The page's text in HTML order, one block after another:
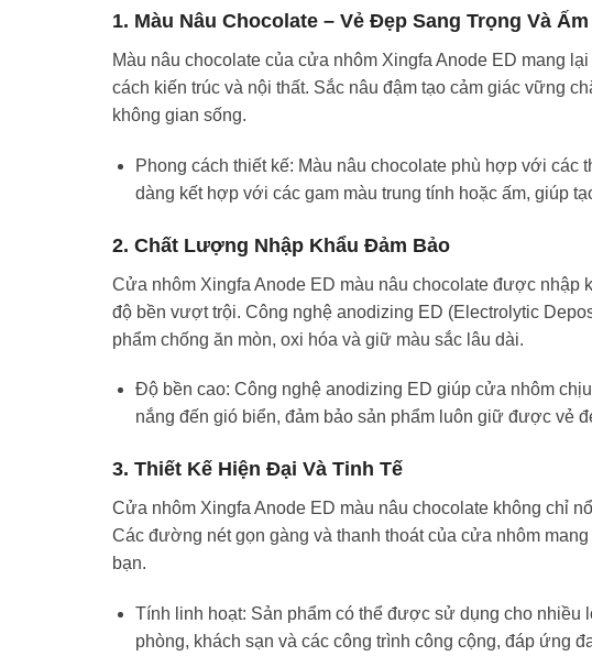
1. Màu Nâu Chocolate – Vẻ Đẹp Sang Trọng Và
Màu nâu chocolate của cửa nhôm Xingfa Anode ED mang
cách kiến trúc và nội thất. Sắc nâu đậm tạo cảm giác vững
không gian sống.
Phong cách thiết kế: Màu nâu chocolate phù hợp với các
dàng kết hợp với các gam màu trung tính hoặc ấm, giúp
2. Chất Lượng Nhập Khẩu Đảm Bảo
Cửa nhôm Xingfa Anode ED màu nâu chocolate được nhập
độ bền vượt trội. Công nghệ anodizing ED (Electrolytic
phẩm chống ăn mòn, oxi hóa và giữ màu sắc lâu dài.
Độ bền cao: Công nghệ anodizing ED giúp cửa nhôm
nắng đến gió biển, đảm bảo sản phẩm luôn giữ được vẻ
3. Thiết Kế Hiện Đại Và Tinh Tế
Cửa nhôm Xingfa Anode ED màu nâu chocolate không chỉ
Các đường nét gọn gàng và thanh thoát của cửa nhôm
bạn.
Tính linh hoạt: Sản phẩm có thể được sử dụng cho nhiều
phòng, khách sạn và các công trình công cộng, đáp ứng